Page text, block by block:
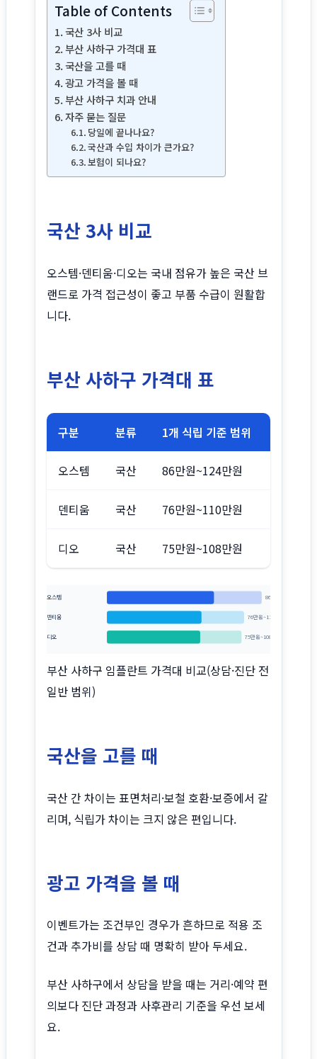
Table of Contents
국산 3사 비교
부산 사하구 가격대 표
국산을 고를 때
광고 가격을 볼 때
부산 사하구 치과 안내
자주 묻는 질문
당일에 끝나나요?
국산과 수입 차이가 큰가요?
보험이 되나요?
국산 3사 비교
오스템·덴티움·디오는 국내 점유가 높은 국산 브
랜드로 가격 접근성이 좋고 부품 수급이 원활합
니다.
부산 사하구 가격대 표
구분 분류 1개 식립 기준 범위
오스템 국산 86만원~124만원
덴티움 국산 76만원~110만원
디오 국산 75만원~108만원
오스템 86만원~124만원
덴티움 76만원~110만원
디오 75만원~108만원
부산 사하구 임플란트 가격대 비교(상담·진단 전
일반 범위)
국산을 고를 때
국산 간 차이는 표면처리·보철 호환·보증에서 갈
리며, 식립가 차이는 크지 않은 편입니다.
광고 가격을 볼 때
이벤트가는 조건부인 경우가 흔하므로 적용 조
건과 추가비를 상담 때 명확히 받아 두세요.
부산 사하구에서 상담을 받을 때는 거리·예약 편
의보다 진단 과정과 사후관리 기준을 우선 보세
요.